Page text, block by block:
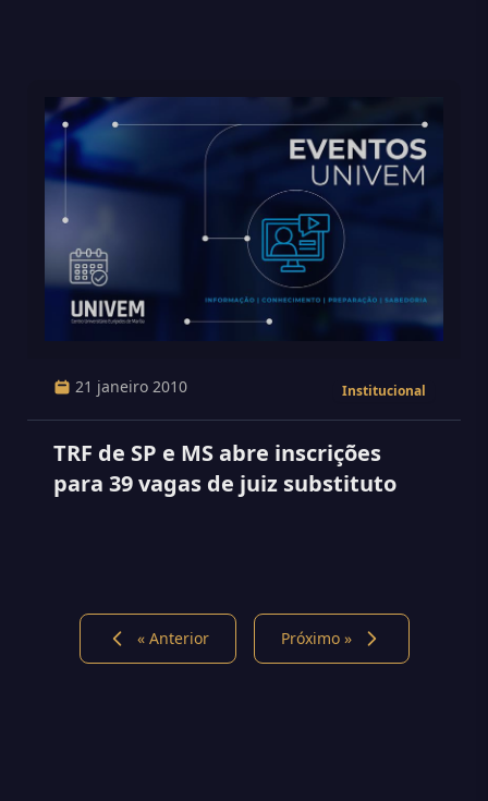
21 janeiro 2010 Institucional
TRF de SP e MS abre inscrições
para 39 vagas de juiz substituto
« Anterior Próximo »